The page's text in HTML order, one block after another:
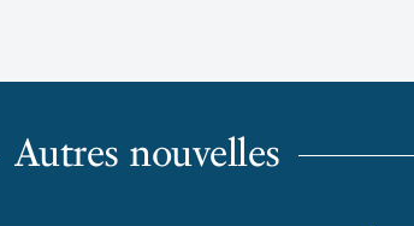
Autres nouvelles